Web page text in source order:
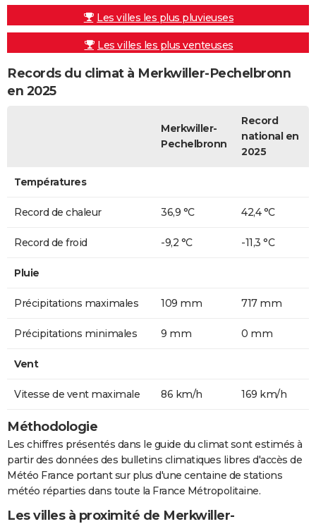
Les villes les plus pluvieuses
Les villes les plus venteuses
Records du climat à Merkwiller-Pechelbronn
en 2025
Merkwiller-
Pechelbronn
Record
national en
2025
Températures
Record de chaleur 36,9 °C 42,4 °C
Record de froid -9,2 °C -11,3 °C
Pluie
Précipitations maximales 109 mm 717 mm
Précipitations minimales 9 mm 0 mm
Vent
Vitesse de vent maximale 86 km/h 169 km/h
Méthodologie
Les chiffres présentés dans le guide du climat sont estimés à
partir des données des bulletins climatiques libres d'accès de
Météo France portant sur plus d'une centaine de stations
météo réparties dans toute la France Métropolitaine.
Les villes à proximité de Merkwiller-